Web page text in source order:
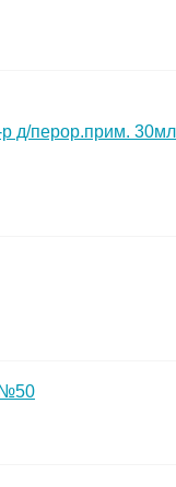
д/перор.прим. 30мл
№50